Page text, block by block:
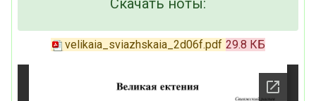
Скачать ноты:
velikaia_sviazhskaia_2d06f.pdf 29.8 КБ